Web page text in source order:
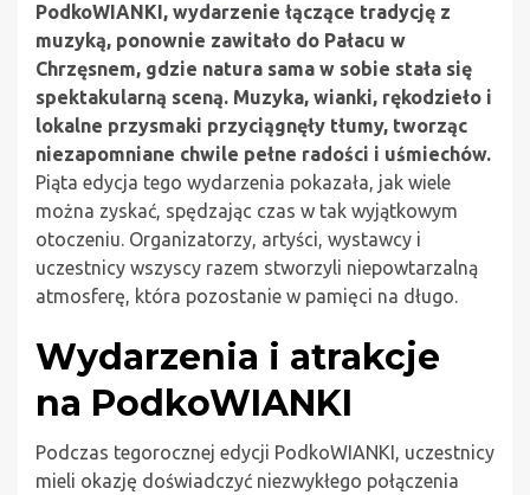
PodkoWIANKI, wydarzenie łączące tradycję z
muzyką, ponownie zawitało do Pałacu w
Chrzęsnem, gdzie natura sama w sobie stała się
spektakularną sceną. Muzyka, wianki, rękodzieło i
lokalne przysmaki przyciągnęły tłumy, tworząc
niezapomniane chwile pełne radości i uśmiechów.
Piąta edycja tego wydarzenia pokazała, jak wiele
można zyskać, spędzając czas w tak wyjątkowym
otoczeniu. Organizatorzy, artyści, wystawcy i
uczestnicy wszyscy razem stworzyli niepowtarzalną
atmosferę, która pozostanie w pamięci na długo.
Wydarzenia i atrakcje
na PodkoWIANKI
Podczas tegorocznej edycji PodkoWIANKI, uczestnicy
mieli okazję doświadczyć niezwykłego połączenia